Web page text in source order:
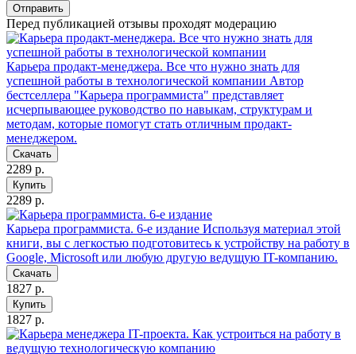
Отправить
Перед публикацией отзывы проходят модерацию
Карьера продакт-менеджера. Все что нужно знать для
успешной работы в технологической компании Автор
бестселлера "Карьера программиста" представляет
исчерпывающее руководство по навыкам, структурам и
методам, которые помогут стать отличным продакт-
менеджером.
Скачать
2289 р.
Купить
2289 р.
Карьера программиста. 6-е издание Используя материал этой
книги, вы с легкостью подготовитесь к устройству на работу в
Google, Microsoft или любую другую ведущую IT-компанию.
Скачать
1827 р.
Купить
1827 р.